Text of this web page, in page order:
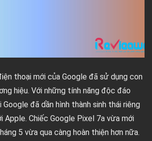
thoại mới của Google đã sử dụng con
hiệu. Với những tính năng độc đáo
đã dần hình thành sinh thái riêng
Apple. Chiếc Google Pixel 7a vừa mới
5 vừa qua càng hoàn thiện hơn nữa.